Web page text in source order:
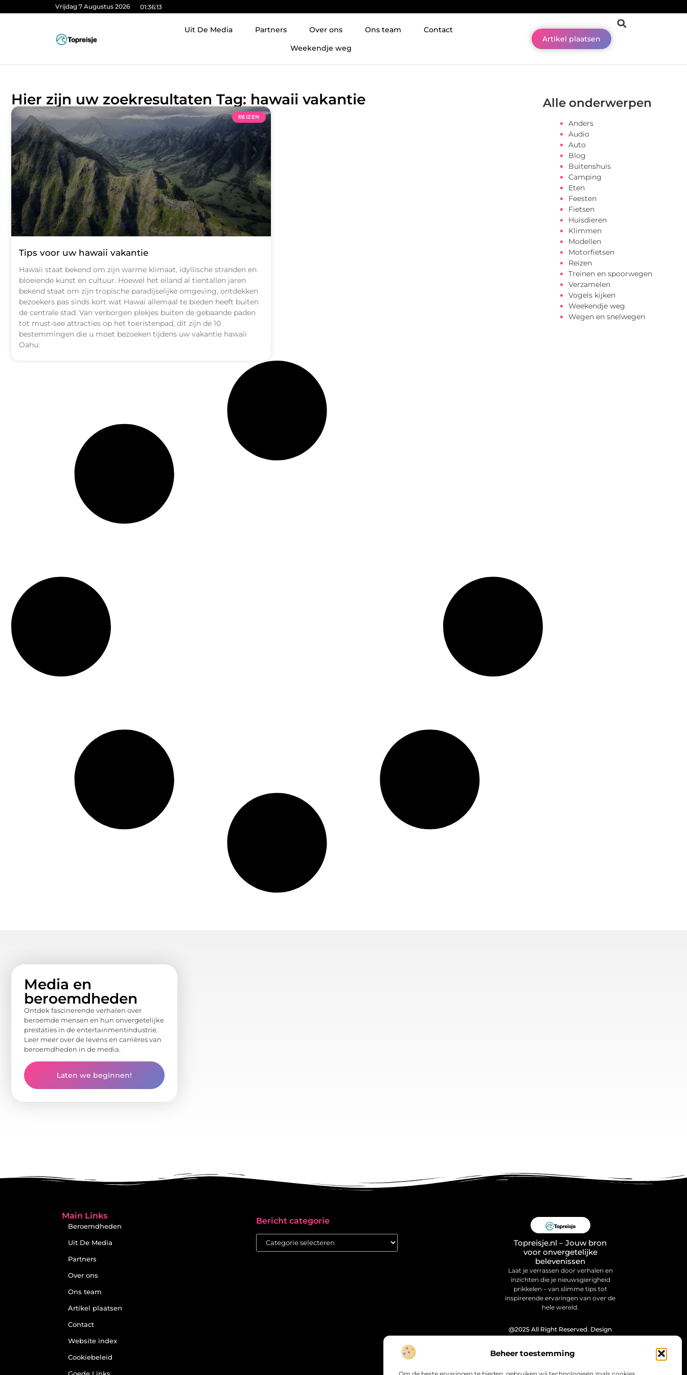
Beheer toestemming
Vrijdag 7 Augustus 2026 01:36:13
Uit De Media Partners Over ons Ons team
Contact
Weekendje weg
Artikel plaatsen
Hier zijn uw zoekresultaten Tag: hawaii vakantie
REIZEN
Tips voor uw hawaii vakantie
Hawaii staat bekend om zijn warme klimaat, idyllische stranden en
bloeiende kunst en cultuur. Hoewel het eiland al tientallen jaren
bekend staat om zijn tropische paradijselijke omgeving, ontdekken
bezoekers pas sinds kort wat Hawaï allemaal te bieden heeft buiten
de centrale stad. Van verborgen plekjes buiten de gebaande paden
tot must-see attracties op het toeristenpad, dit zijn de 10
bestemmingen die u moet bezoeken tijdens uw vakantie hawaii
Oahu:
Alle onderwerpen
Anders
Audio
Auto
Blog
Buitenshuis
Camping
Eten
Feesten
Fietsen
Huisdieren
Klimmen
Modellen
Motorfietsen
Reizen
Treinen en spoorwegen
Verzamelen
Vogels kijken
Weekendje weg
Wegen en snelwegen
Media en
beroemdheden
Ontdek fascinerende verhalen over
beroemde mensen en hun onvergetelijke
prestaties in de entertainmentindustrie.
Leer meer over de levens en carrières van
beroemdheden in de media.
Laten we beginnen!
Main Links
Beroemdheden
Uit De Media
Partners
Over ons
Ons team
Artikel plaatsen
Contact
Website index
Cookiebeleid
Bericht categorie
Topreisje.nl – Jouw bron
voor onvergetelijke
belevenissen
Laat je verrassen door verhalen en
inzichten die je nieuwsgierigheid
prikkelen – van slimme tips tot
inspirerende ervaringen van over de
hele wereld.
@2025 All Right Reserved. Design
bywww.topreisje.nl.